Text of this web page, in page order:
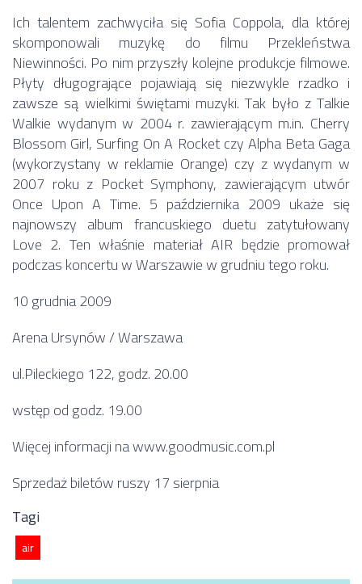
Ich talentem zachwyciła się Sofia Coppola, dla której
skomponowali muzykę do filmu Przekleństwa
Niewinności. Po nim przyszły kolejne produkcje filmowe.
Płyty długogrające pojawiają się niezwykle rzadko i
zawsze są wielkimi świętami muzyki. Tak było z Talkie
Walkie wydanym w 2004 r. zawierającym m.in. Cherry
Blossom Girl, Surfing On A Rocket czy Alpha Beta Gaga
(wykorzystany w reklamie Orange) czy z wydanym w
2007 roku z Pocket Symphony, zawierającym utwór
Once Upon A Time. 5 października 2009 ukaże się
najnowszy album francuskiego duetu zatytułowany
Love 2. Ten właśnie materiał AIR będzie promował
podczas koncertu w Warszawie w grudniu tego roku.
10 grudnia 2009
Arena Ursynów / Warszawa
ul.Pileckiego 122, godz. 20.00
wstęp od godz. 19.00
Więcej informacji nawww.goodmusic.com.pl
Sprzedaż biletów ruszy 17 sierpnia
Tagi
air